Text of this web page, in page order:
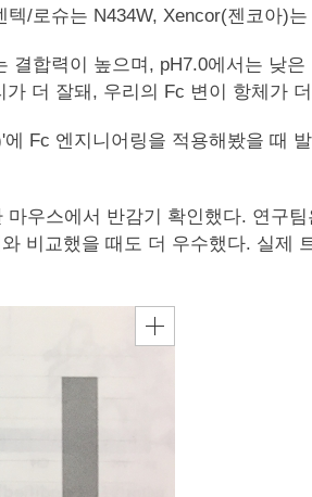
/로슈는 N434W, Xencor(젠코아)
합력이 높으며, pH7.0에서는 낮
더 잘돼, 우리의 Fc 변이 항체가
Fc 엔지니어링을 적용해봤을 때
우스에서 반감기 확인했다. 연구
비교했을 때도 더 우수했다. 실제